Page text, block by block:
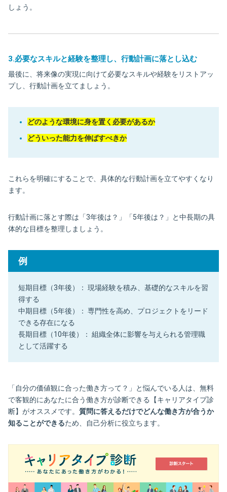
しょう。
3.必要なスキルと経験を整理し、行動計画に落とし込む
最後に、将来像の実現に向けて必要なスキルや経験をリストアッ
プし、行動計画を立てましょう。
どのような環境に身を置く必要があるか
どういった能力を伸ばすべきか
これらを明確にすることで、具体的な行動計画を立てやすくなり
ます。
行動計画に落とす際は「3年後は？」「5年後は？」と中長期の具
体的な目標を整理しましょう。
例
短期目標（3年後）： 現場経験を積み、基礎的なスキルを習
得する
中期目標（5年後）： 専門性を高め、プロジェクトをリード
できる存在になる
長期目標（10年後）： 組織全体に影響を与えられる管理職
として活躍する
「自分の価値観に合った働き方って？」と悩んでいる人は、無料
で客観的にあなたに合う働き方が診断できる【キャリアタイプ診
断】がオススメです。 質問に答えるだけでどんな働き方が合うか
知ることができるため、自己分析に役立ちます。